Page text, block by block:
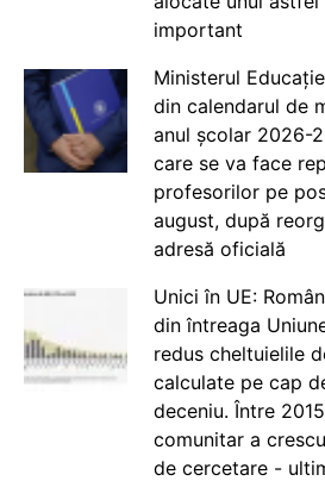
important
Ministerul
din calendarul de
anul școlar 2026-
care se va face
profesorilor pe
august, după
adresă oficială
Unici în UE:
din întreaga
redus cheltuielile
calculate pe cap
deceniu. Între
comunitar a
de cercetare -